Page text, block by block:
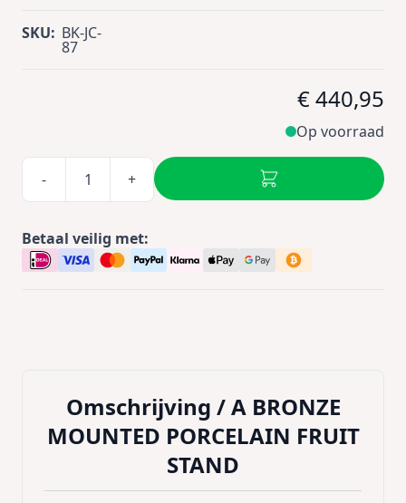
SKU: BK-JC-
87
€ 440,95
Op voorraad
- +
Betaal veilig met:
Omschrijving /A BRONZE
MOUNTED PORCELAIN FRUIT
STAND